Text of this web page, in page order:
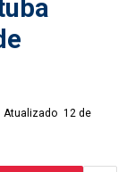
Atualizado 12 de